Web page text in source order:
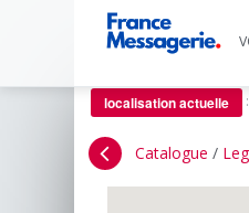
localisation actuelle :
Catalogue /